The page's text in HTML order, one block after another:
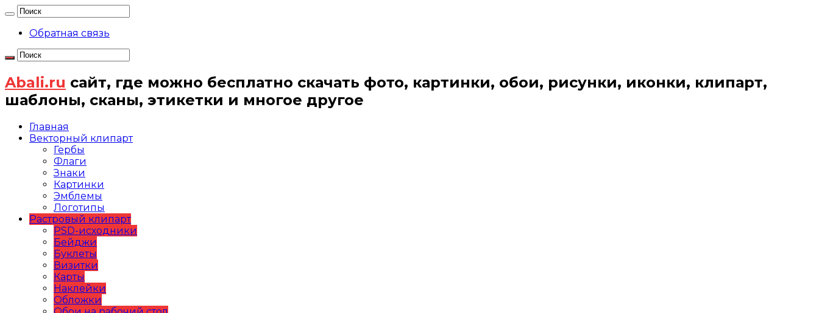
Обратная связь
Abali.ru сайт, где можно бесплатно скачать фото, картинки, обои, рисунки, иконки, клипарт,
шаблоны, сканы, этикетки и многое другое
Главная
Векторный клипарт
Гербы
Флаги
Знаки
Картинки
Эмблемы
Логотипы
Растровый клипарт
PSD-исходники
Бейджи
Буклеты
Визитки
Карты
Наклейки
Обложки